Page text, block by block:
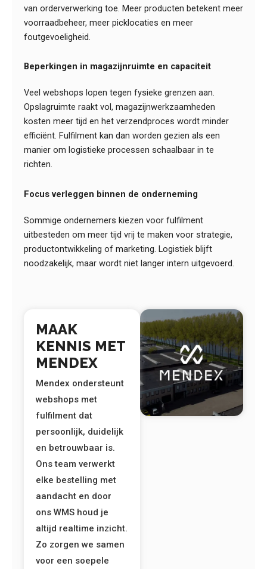
van orderverwerking toe. Meer producten betekent meer
voorraadbeheer, meer picklocaties en meer
foutgevoeligheid.
Beperkingen in magazijnruimte en capaciteit
Veel webshops lopen tegen fysieke grenzen aan.
Opslagruimte raakt vol, magazijnwerkzaamheden
kosten meer tijd en het verzendproces wordt minder
efficiënt. Fulfilment kan dan worden gezien als een
manier om logistieke processen schaalbaar in te
richten.
Focus verleggen binnen de onderneming
Sommige ondernemers kiezen voor fulfilment
uitbesteden om meer tijd vrij te maken voor strategie,
productontwikkeling of marketing. Logistiek blijft
noodzakelijk, maar wordt niet langer intern uitgevoerd.
MAAK
KENNIS MET
MENDEX
Mendex ondersteunt
webshops met
fulfilment dat
persoonlijk, duidelijk
en betrouwbaar is.
Ons team verwerkt
elke bestelling met
aandacht en door
ons WMS houd je
altijd realtime inzicht.
Zo zorgen we samen
voor een soepele